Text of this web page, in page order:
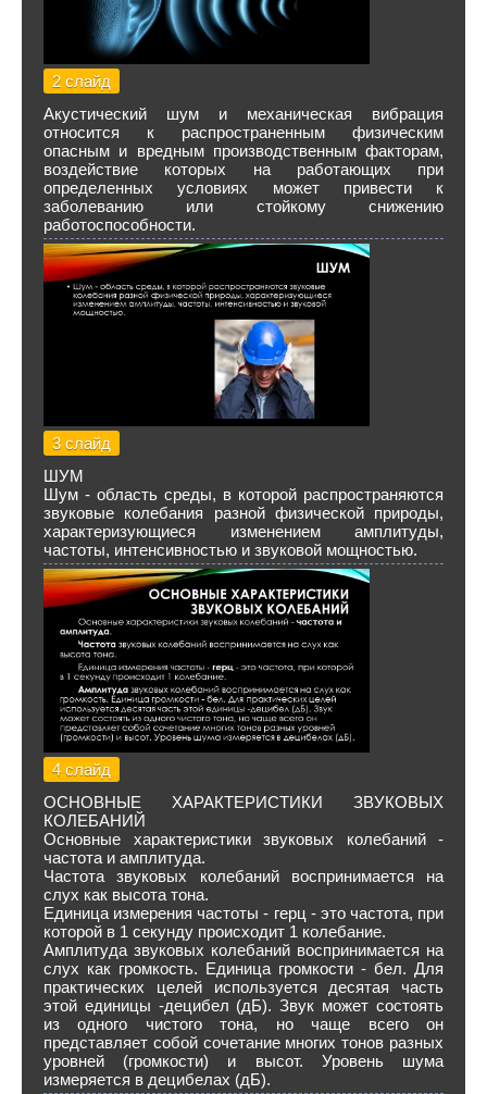
2 слайд
Акустический шум и механическая вибрация
относится к распространенным физическим
опасным и вредным производственным факторам,
воздействие которых на работающих при
определенных условиях может привести к
заболеванию или стойкому снижению
работоспособности.
3 слайд
ШУМ
Шум - область среды, в которой распространяются
звуковые колебания разной физической природы,
характеризующиеся изменением амплитуды,
частоты, интенсивностью и звуковой мощностью.
4 слайд
ОСНОВНЫЕ ХАРАКТЕРИСТИКИ ЗВУКОВЫХ
КОЛЕБАНИЙ
Основные характеристики звуковых колебаний -
частота и амплитуда.
Частота звуковых колебаний воспринимается на
слух как высота тона.
Единица измерения частоты - герц - это частота, при
которой в 1 секунду происходит 1 колебание.
Амплитуда звуковых колебаний воспринимается на
слух как громкость. Единица громкости - бел. Для
практических целей используется десятая часть
этой единицы -децибел (дБ). Звук может состоять
из одного чистого тона, но чаще всего он
представляет собой сочетание многих тонов разных
уровней (громкости) и высот. Уровень шума
измеряется в децибелах (дБ).